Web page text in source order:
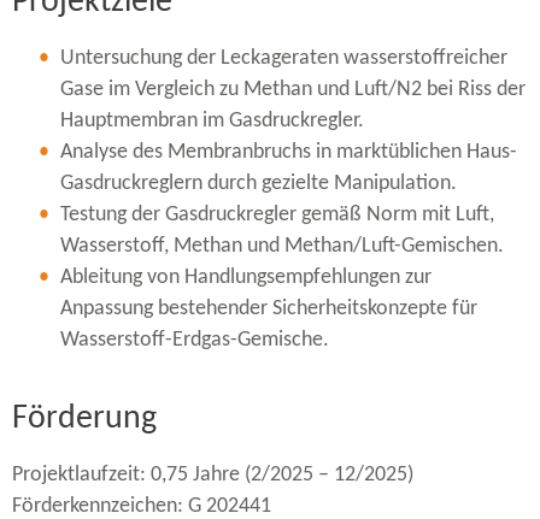
Untersuchung der Leckageraten wasserstoffreicher
Gase im Vergleich zu Methan und Luft/N2 bei Riss der
Hauptmembran im Gasdruckregler.
Analyse des Membranbruchs in marktüblichen Haus-​
Gasdruckreglern durch gezielte Manipulation.
Testung der Gasdruckregler gemäß Norm mit Luft,
Wasserstoff, Methan und Methan/Luft-​Gemischen.
Ableitung von Handlungsempfehlungen zur
Anpassung bestehender Sicherheitskonzepte für
Wasserstoff-​Erdgas-Gemische.
Förderung
Projektlaufzeit: 0,75 Jahre (2/2025 – 12/2025)
Förderkennzeichen: G 202441